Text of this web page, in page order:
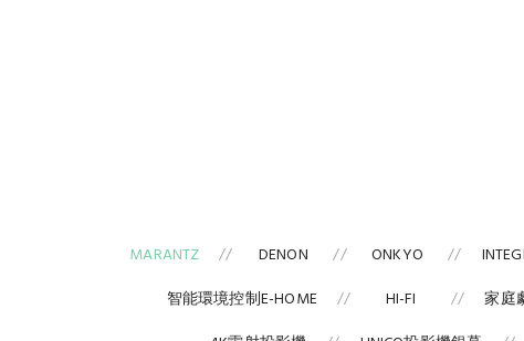
MARANTZ DENON ONKYO
智能環境控制E-HOME
HI-FI 家庭